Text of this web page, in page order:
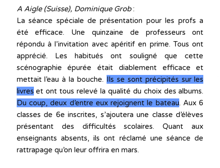
A Aigle (Suisse), Dominique Grob:
La séance spéciale de présentation pour les profs a
été efficace. Une quinzaine de professeurs ont
répondu à l’invitation avec apéritif en prime. Tous ont
apprécié. Les habitués ont souligné que cette
scénographie épurée était diablement efficace et
mettait l’eau à la bouche. Ils se sont précipités sur les
livres et ont tous relevé la qualité du choix des albums.
Du coup, deux d’entre eux rejoignent le bateau. Aux 6
classes de 6e inscrites, s’ajoutera une classe d’élèves
présentant des difficultés scolaires. Quant aux
enseignants absents, ils ont réclamé une séance de
rattrapage qu’on leur offrira en mars.